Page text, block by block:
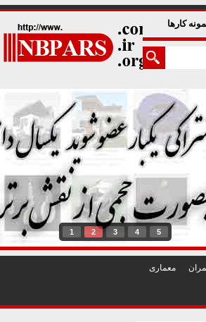
کارها
1 2 3 4 5
معماری